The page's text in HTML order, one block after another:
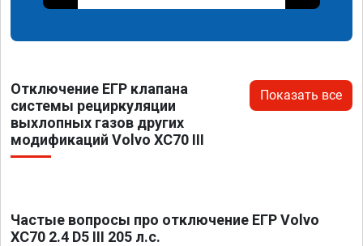
Отключение ЕГР клапана
системы рециркуляции
выхлопных газов других
модификаций Volvo XC70 III
Показать все
Частые вопросы про отключение ЕГР Volvo
XC70 2.4 D5 III 205 л.с.